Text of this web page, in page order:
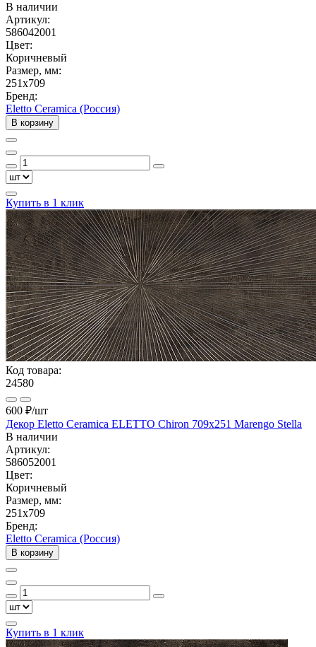
В наличии
Артикул:
586042001
Цвет:
Коричневый
Размер, мм:
251x709
Бренд:
Eletto Ceramica (Россия)
В корзину
Купить в 1 клик
Код товара:
24580
600 ₽/шт
Декор Eletto Ceramica ELETTO Chiron 709х251 Marengo Stella
В наличии
Артикул:
586052001
Цвет:
Коричневый
Размер, мм:
251x709
Бренд:
Eletto Ceramica (Россия)
В корзину
Купить в 1 клик